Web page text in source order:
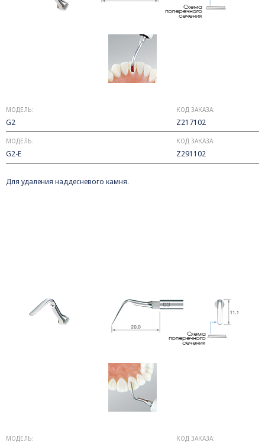
МОДЕЛЬ:
G2
КОД ЗАКАЗА:
Z217102
МОДЕЛЬ:
G2-E
КОД ЗАКАЗА:
Z291102
Для удаления наддесневого камня.
МОДЕЛЬ: КОД ЗАКАЗА: